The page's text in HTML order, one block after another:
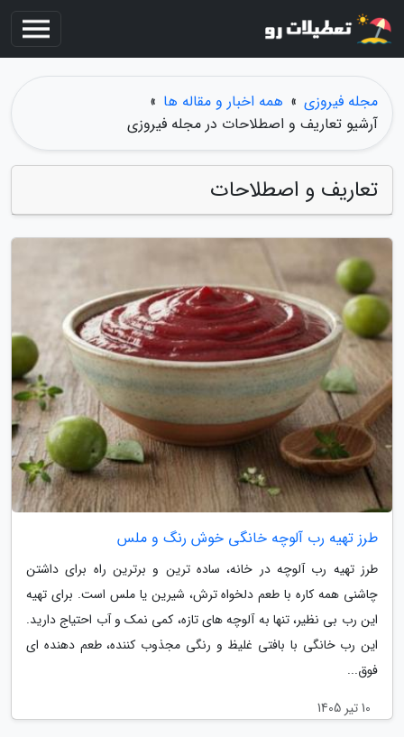
مجله فیروزی » همه اخبار و مقاله ها »
آرشیو تعاریف و اصطلاحات در مجله فیروزی
تعاریف و اصطلاحات
طرز تهیه رب آلوچه خانگی خوش رنگ و ملس
طرز تهیه رب آلوچه در خانه، ساده ترین و برترین راه برای داشتن
چاشنی همه کاره با طعم دلخواه ترش، شیرین یا ملس است. برای تهیه
این رب بی نظیر، تنها به آلوچه های تازه، کمی نمک و آب احتیاج دارید.
این رب خانگی با بافتی غلیظ و رنگی مجذوب کننده، طعم دهنده ای
فوق...
10 تیر 1405